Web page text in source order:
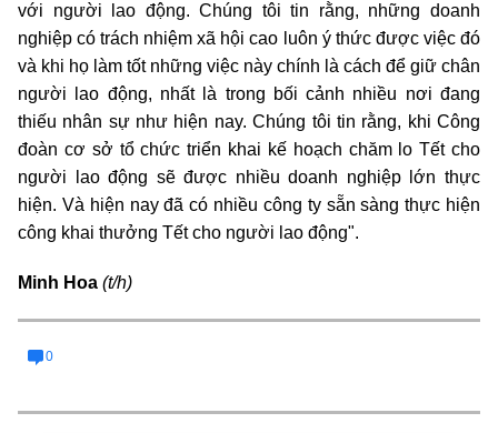
với người lao động. Chúng tôi tin rằng, những doanh
nghiệp có trách nhiệm xã hội cao luôn ý thức được việc đó
và khi họ làm tốt những việc này chính là cách để giữ chân
người lao động, nhất là trong bối cảnh nhiều nơi đang
thiếu nhân sự như hiện nay. Chúng tôi tin rằng, khi Công
đoàn cơ sở tổ chức triển khai kế hoạch chăm lo Tết cho
người lao động sẽ được nhiều doanh nghiệp lớn thực
hiện. Và hiện nay đã có nhiều công ty sẵn sàng thực hiện
công khai thưởng Tết cho người lao động".
Minh Hoa (t/h)
0